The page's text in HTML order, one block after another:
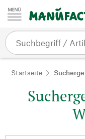
Zum Inhalt springen
Startseite